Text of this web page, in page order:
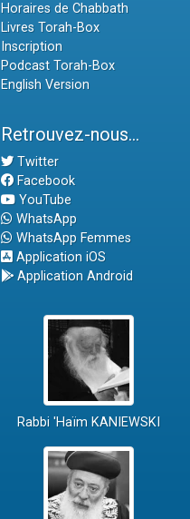
Horaires de Chabbath
Livres Torah-Box
Inscription
Podcast Torah-Box
English Version
Retrouvez-nous...
Twitter
Facebook
YouTube
WhatsApp
WhatsApp Femmes
Application iOS
Application Android
Rabbi 'Haïm KANIEWSKI